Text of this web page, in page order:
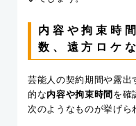
内容や拘束時
数、遠方ロケ
芸能人の契約期間や露出
的な内容や拘束時間 を確
次のようなものが挙げら